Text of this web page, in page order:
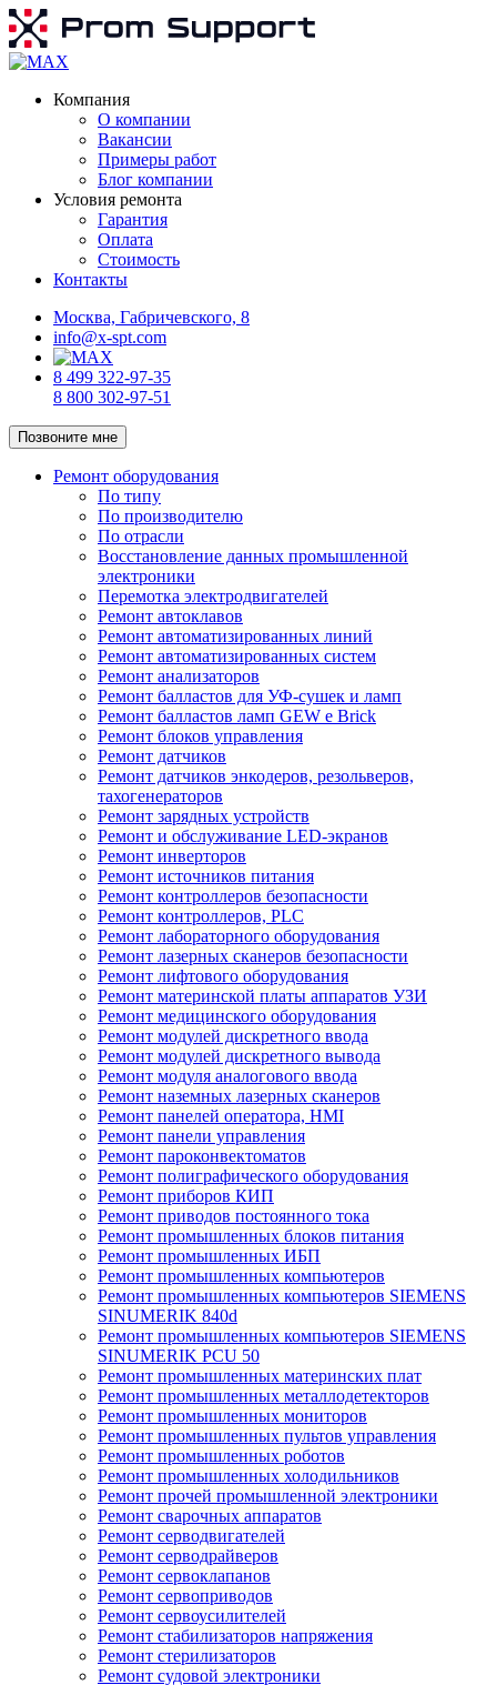
Компания
О компании
Вакансии
Примеры работ
Блог компании
Условия ремонта
Гарантия
Оплата
Стоимость
Контакты
Москва, Габричевского, 8
info@x-spt.com
8 499 322-97-35
8 800 302-97-51
Позвоните мне
Ремонт оборудования
По типу
По производителю
По отрасли
Восстановление данных промышленной
электроники
Перемотка электродвигателей
Ремонт автоклавов
Ремонт автоматизированных линий
Ремонт автоматизированных систем
Ремонт анализаторов
Ремонт балластов для УФ-сушек и ламп
Ремонт балластов ламп GEW e Brick
Ремонт блоков управления
Ремонт датчиков
Ремонт датчиков энкодеров, резольверов,
тахогенераторов
Ремонт зарядных устройств
Ремонт и обслуживание LED-экранов
Ремонт инверторов
Ремонт источников питания
Ремонт контроллеров безопасности
Ремонт контроллеров, PLC
Ремонт лабораторного оборудования
Ремонт лазерных сканеров безопасности
Ремонт лифтового оборудования
Ремонт материнской платы аппаратов УЗИ
Ремонт медицинского оборудования
Ремонт модулей дискретного ввода
Ремонт модулей дискретного вывода
Ремонт модуля аналогового ввода
Ремонт наземных лазерных сканеров
Ремонт панелей оператора, HMI
Ремонт панели управления
Ремонт пароконвектоматов
Ремонт полиграфического оборудования
Ремонт приборов КИП
Ремонт приводов постоянного тока
Ремонт промышленных блоков питания
Ремонт промышленных ИБП
Ремонт промышленных компьютеров
Ремонт промышленных компьютеров SIEMENS
SINUMERIK 840d
Ремонт промышленных компьютеров SIEMENS
SINUMERIK PCU 50
Ремонт промышленных материнских плат
Ремонт промышленных металлодетекторов
Ремонт промышленных мониторов
Ремонт промышленных пультов управления
Ремонт промышленных роботов
Ремонт промышленных холодильников
Ремонт прочей промышленной электроники
Ремонт сварочных аппаратов
Ремонт серводвигателей
Ремонт серводрайверов
Ремонт сервоклапанов
Ремонт сервоприводов
Ремонт сервоусилителей
Ремонт стабилизаторов напряжения
Ремонт стерилизаторов
Ремонт судовой электроники